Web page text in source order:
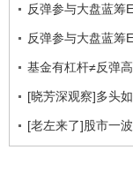
反弹参与大盘蓝筹
反弹参与大盘蓝筹
基金有杠杆≠反弹
[晓芳深观察]多头
[老左来了]股市一